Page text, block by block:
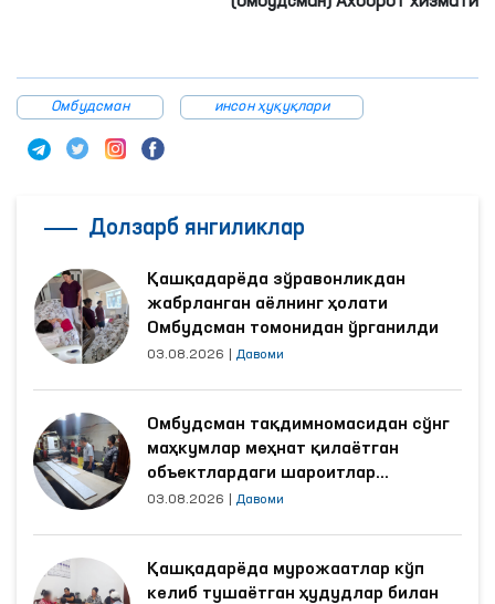
Омбудсман инсон ҳуқуқлари
Долзарб янгиликлар
Қашқадарёда зўравонликдан
жабрланган аёлнинг ҳолати
Омбудсман томонидан ўрганилди
03.08.2026 Давоми
Омбудсман тақдимномасидан сўнг
маҳкумлар меҳнат қилаётган
объектлардаги шароитлар
яхшиланди
03.08.2026 Давоми
Қашқадарёда мурожаатлар кўп
келиб тушаётган ҳудудлар билан